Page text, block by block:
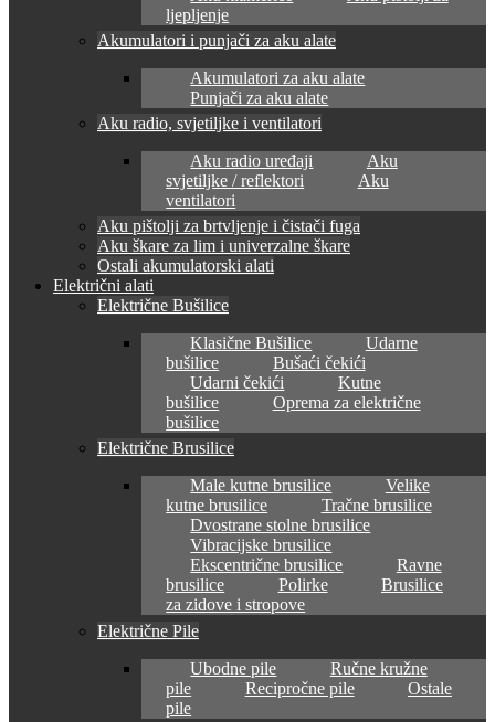
ljepljenje
Akumulatori i punjači za aku alate
Akumulatori za aku alate
Punjači za aku alate
Aku radio, svjetiljke i ventilatori
Aku radio uređaji
Aku
svjetiljke / reflektori
Aku
ventilatori
Aku pištolji za brtvljenje i čistači fuga
Aku škare za lim i univerzalne škare
Ostali akumulatorski alati
Električni alati
Električne Bušilice
Klasične Bušilice
Udarne
bušilice
Bušaći čekići
Udarni čekići
Kutne
bušilice
Oprema za električne
bušilice
Električne Brusilice
Male kutne brusilice
Velike
kutne brusilice
Tračne brusilice
Dvostrane stolne brusilice
Vibracijske brusilice
Ekscentrične brusilice
Ravne
brusilice
Polirke
Brusilice
za zidove i stropove
Električne Pile
Ubodne pile
Ručne kružne
pile
Recipročne pile
Ostale
pile